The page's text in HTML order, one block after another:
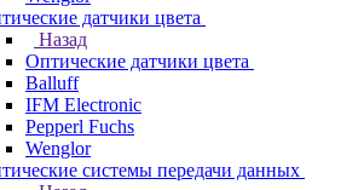
датчики цвета
Назад
Оптические датчики цвета
Balluff
IFM Electronic
Pepperl Fuchs
Wenglor
системы передачи данных